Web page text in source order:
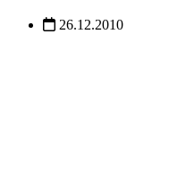
26.12.2010